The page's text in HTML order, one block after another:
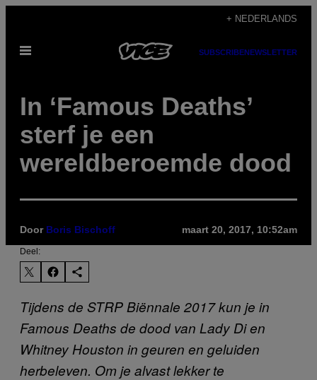
de
+ NEDERLANDS
Open
SUBSCRIBENEWSLETTER
In ‘Famous Deaths’
sterf je een
wereldberoemde dood
Door Boris Bischoff maart 20, 2017, 10:52am
Deel:
Tijdens de STRP Biënnale 2017 kun je in
Famous Deaths de dood van Lady Di en
Whitney Houston in geuren en geluiden
herbeleven. Om je alvast lekker te